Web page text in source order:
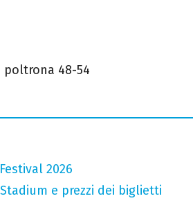
poltrona 48-54
2026
e prezzi dei biglietti